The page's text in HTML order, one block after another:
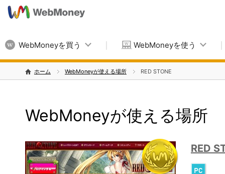
WebMoneyを買う WebMoneyを使う
ホーム WebMoneyが使える場所 RED STONE
WebMoneyが使える場所
RED